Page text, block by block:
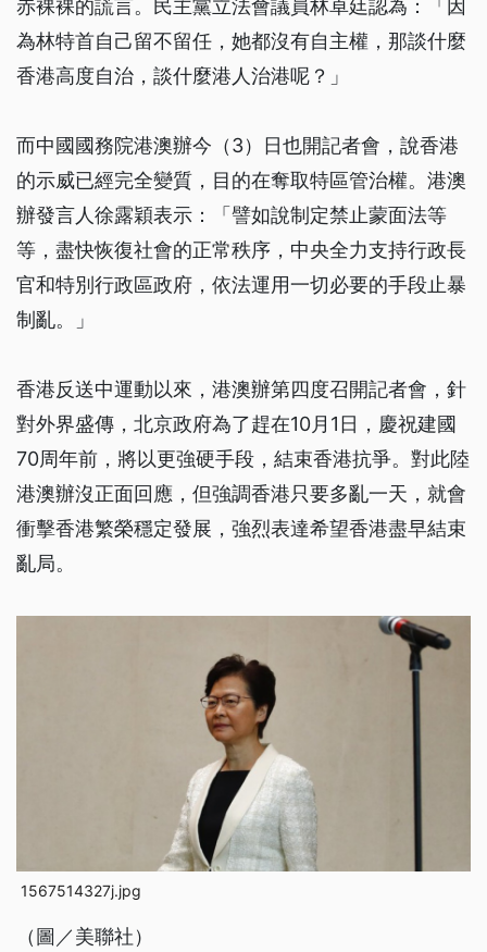
赤裸裸的謊言。民主黨立法會議員林卓廷認為：「因
為林特首自己留不留任，她都沒有自主權，那談什麼
香港高度自治，談什麼港人治港呢？」
而中國國務院港澳辦今（3）日也開記者會，說香港
的示威已經完全變質，目的在奪取特區管治權。港澳
辦發言人徐露穎表示：「譬如說制定禁止蒙面法等
等，盡快恢復社會的正常秩序，中央全力支持行政長
官和特別行政區政府，依法運用一切必要的手段止暴
制亂。」
香港反送中運動以來，港澳辦第四度召開記者會，針
對外界盛傳，北京政府為了趕在10月1日，慶祝建國
70周年前，將以更強硬手段，結束香港抗爭。對此陸
港澳辦沒正面回應，但強調香港只要多亂一天，就會
衝擊香港繁榮穩定發展，強烈表達希望香港盡早結束
亂局。
1567514327j.jpg
（圖／美聯社）